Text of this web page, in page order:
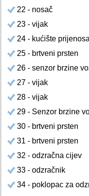
22 - nosač
23 - vijak
24 - kućište prijenosa
25 - brtveni prsten
26 - senzor brzine
27 - vijak
28 - vijak
29 - Senzor brzine
30 - brtveni prsten
31 - brtveni prsten
32 - odzračna cijev
33 - odzračnik
34 - poklopac za